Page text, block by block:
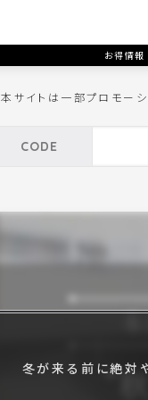
お得情報
本サイトは一部プロモー
冬が来る前に絶対